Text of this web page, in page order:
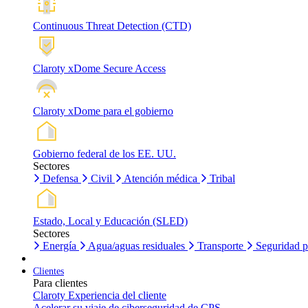
Continuous Threat Detection (CTD)
Claroty xDome Secure Access
Claroty xDome para el gobierno
Gobierno federal de los EE. UU.
Sectores
Defensa
Civil Atención médica Tribal
Estado, Local y Educación (SLED)
Sectores
Energía
Agua/aguas residuales Transporte Seguridad
Clientes
Para clientes
Claroty Experiencia del cliente